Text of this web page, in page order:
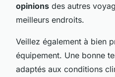
opinions des autres
meilleurs endroits.
Veillez également à bien
équipement. Une bonne
adaptés aux conditions